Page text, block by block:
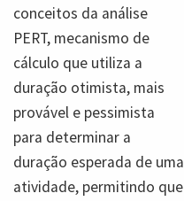
conceitos da análise
PERT, mecanismo de
cálculo que utiliza a
duração otimista, mais
provável e pessimista
para determinar a
duração esperada de uma
atividade, permitindo que